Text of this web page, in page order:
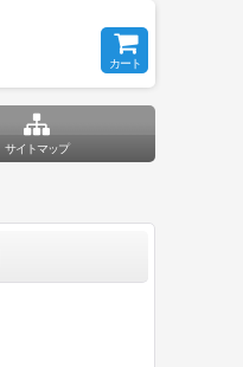
カート
サイトマップ